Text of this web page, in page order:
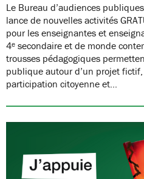
Le Bureau d’audiences
lance de nouvelles activités
pour les enseignantes et
4ᵉ secondaire et de monde
trousses pédagogiques
publique autour d’un projet
participation citoyenne et…